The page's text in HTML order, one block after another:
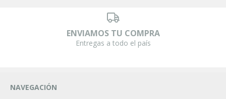
ENVIAMOS TU COMPRA
Entregas a todo el país
NAVEGACIÓN